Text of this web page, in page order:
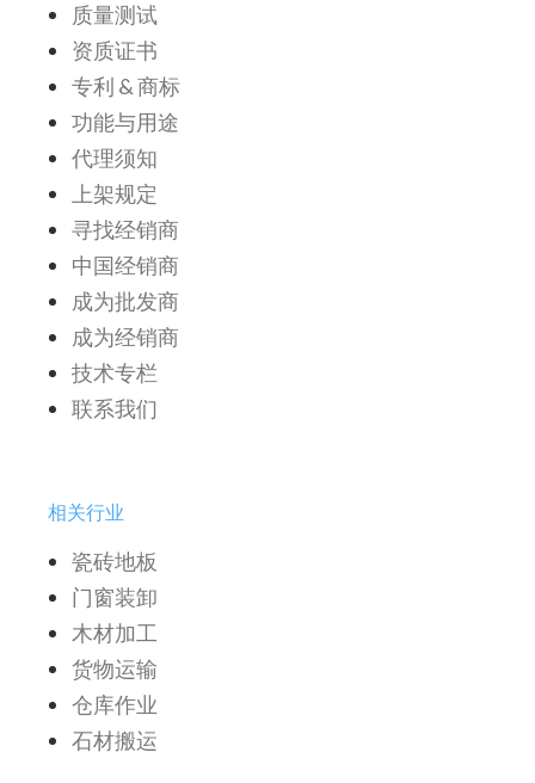
质量测试
资质证书
专利 & 商标
功能与用途
代理须知
上架规定
寻找经销商
中国经销商
成为批发商
成为经销商
技术专栏
联系我们
相关行业
瓷砖地板
门窗装卸
木材加工
货物运输
仓库作业
石材搬运